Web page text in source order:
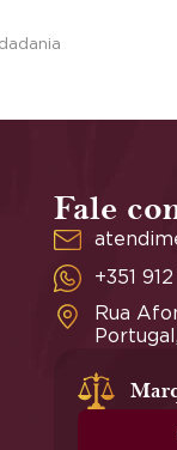
Fale
+351
Rua